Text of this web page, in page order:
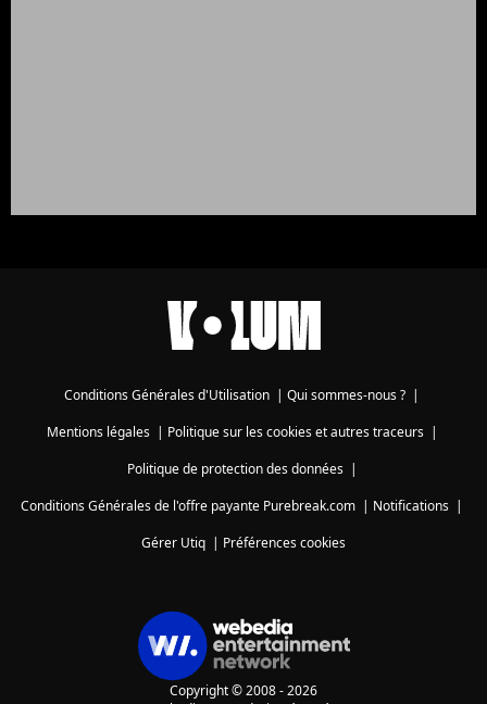
Conditions Générales d'Utilisation | Qui sommes-nous ? |
Mentions légales| Politique sur les cookies et autres traceurs|
Politique de protection des données|
Conditions Générales de l'offre payante Purebreak.com | Notifications |
Gérer Utiq | Préférences cookies
Copyright © 2008 - 2026